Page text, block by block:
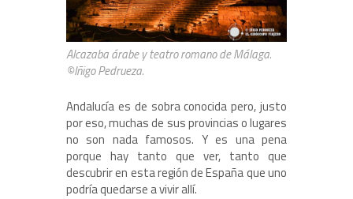
Alcazaba árabe y teatro romano de Málaga.
©Iñigo Pedrueza.
Andalucía es de sobra conocida pero, justo
por eso, muchas de sus provincias o lugares
no son nada famosos. Y es una pena
porque hay tanto que ver, tanto que
descubrir en esta región de España que uno
podría quedarse a vivir allí.